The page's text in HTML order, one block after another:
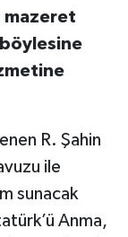
mazeret
R. Şahin
ile
sunacak
Anma,